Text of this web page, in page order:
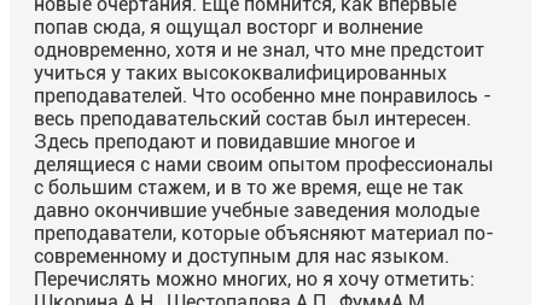
попав сюда, я ощущал восторг и волнение
одновременно, хотя и не знал, что мне предстоит
учиться у таких высококвалифицированных
преподавателей. Что особенно мне понравилось -
весь преподавательский состав был интересен.
Здесь преподают и повидавшие многое и
делящиеся с нами своим опытом профессионалы
с большим стажем, и в то же время, еще не так
давно окончившие учебные заведения молодые
преподаватели, которые объясняют материал по-
современному и доступным для нас языком.
Перечислять можно многих, но я хочу отметить: